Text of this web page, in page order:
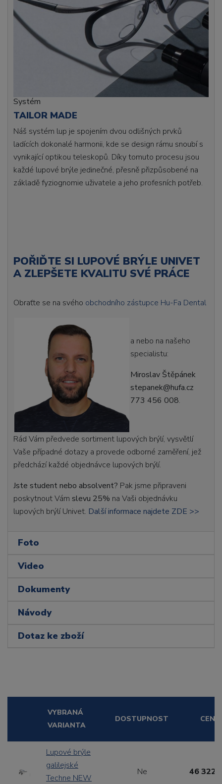
Systém
TAILOR MADE
Náš systém lup je spojením dvou odlišných prvků
ladících dokonalé harmonii, kde se design rámu snoubí s
vynikající optikou teleskopů. Díky tomuto procesu jsou
každé lupové brýle jedinečné, přesně přizpůsobené na
základě fyziognomie uživatele a jeho profesních potřeb.
POŘIĎTE SI LUPOVÉ BRÝLE UNIVET
A ZLEPŠETE KVALITU SVÉ PRÁCE
Obraťte se na svého obchodního zástupce Hu-Fa Dental
a nebo na našeho
specialistu:
Miroslav Štěpánek
stepanek@hufa.cz
773 456 008.
Rád Vám předvede sortiment lupových brýlí, vysvětlí
Vaše případné dotazy a provede odborné zaměření, jež
předchází každé objednávce lupových brýlí.
Jste student nebo absolvent? Pak jsme připraveni
poskytnout Vámslevu 25% na Vaši objednávku
lupových brýlí Univet. Další informace najdete ZDE >>
Foto
Video
Dokumenty
Návody
Dotaz ke zboží
VYBRANÁ
VARIANTA
DOSTUPNOST CENA
Lupové brýle
galilejské
Techne NEW
Ne 46